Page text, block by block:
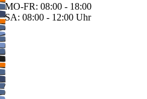
MO-FR: 08:00 - 18:00
SA: 08:00 - 12:00 Uhr
BEREITSCHAFT
+43 3142 62553